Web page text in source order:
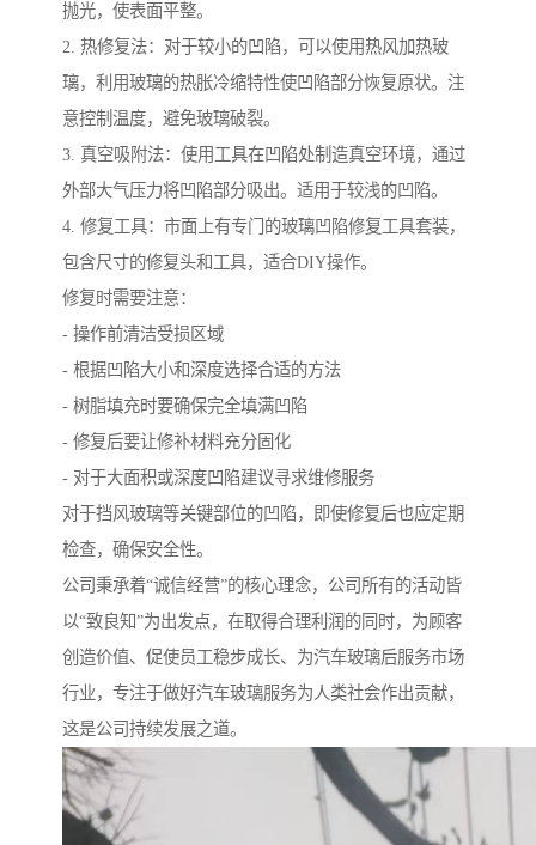
抛光，使表面平整。
2. 热修复法：对于较小的凹陷，可以使用热风加热玻
璃，利用玻璃的热胀冷缩特性使凹陷部分恢复原状。注
意控制温度，避免玻璃破裂。
3. 真空吸附法：使用工具在凹陷处制造真空环境，通过
外部大气压力将凹陷部分吸出。适用于较浅的凹陷。
4. 修复工具：市面上有专门的玻璃凹陷修复工具套装，
包含尺寸的修复头和工具，适合DIY操作。
修复时需要注意：
- 操作前清洁受损区域
- 根据凹陷大小和深度选择合适的方法
- 树脂填充时要确保完全填满凹陷
- 修复后要让修补材料充分固化
- 对于大面积或深度凹陷建议寻求维修服务
对于挡风玻璃等关键部位的凹陷，即使修复后也应定期
检查，确保安全性。
公司秉承着“诚信经营”的核心理念，公司所有的活动皆
以“致良知”为出发点，在取得合理利润的同时，为顾客
创造价值、促使员工稳步成长、为汽车玻璃后服务市场
行业，专注于做好汽车玻璃服务为人类社会作出贡献，
这是公司持续发展之道。